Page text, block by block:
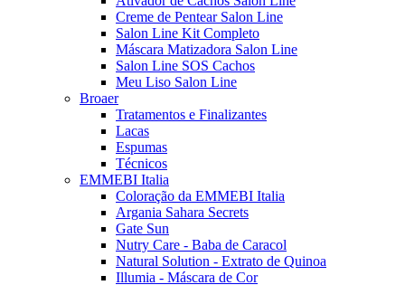
Creme de Pentear Salon Line
Salon Line Kit Completo
Máscara Matizadora Salon Line
Salon Line SOS Cachos
Meu Liso Salon Line
Broaer
Tratamentos e Finalizantes
Lacas
Espumas
Técnicos
EMMEBI Italia
Coloração da EMMEBI Italia
Argania Sahara Secrets
Gate Sun
Nutry Care - Baba de Caracol
Natural Solution - Extrato de Quinoa
Illumia - Máscara de Cor